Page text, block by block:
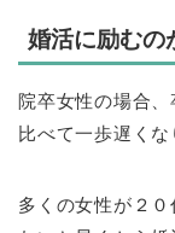
婚活に励むの
院卒女性の場合
比べて一歩遅くな
多くの女性が２